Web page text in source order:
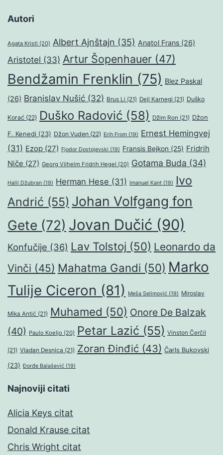
Autori
Agata Kristi (20) Albert Ajnštajn (35) Anatol Frans (26)
Aristotel (33) Artur Šopenhauer (47)
Bendžamin Frenklin (75) Blez Paskal
(26) Branislav Nušić (32) Brus Li (21) Dejl Karnegi (21) Duško
Korać (22) Duško Radović (58) Džim Ron (21) Džon
F. Kenedi (23) Džon Vuden (22) Erih From (19) Ernest Hemingvej
(31) Ezop (27) Fjodor Dostojevski (19) Fransis Bejkon (25) Fridrih
Niče (27) Georg Vilhelm Fridrih Hegel (20) Gotama Buda (34)
Halil Džubran (19) Herman Hese (31) Imanuel Kant (19)
Ivo
Andrić (55) Johan Volfgang fon
Gete (72) Jovan Dučić (90)
Konfučije (36) Lav Tolstoj (50) Leonardo da
Vinči (45) Mahatma Gandi (50) Marko
Tulije Ciceron (81) Meša Selimović (19) Miroslav
Mika Antić (21) Muhamed (50) Onore De Balzak
(40) Paulo Koeljo (20) Petar Lazić (55) Vinston Čerčil
(21) Vladan Desnica (21) Zoran Đinđić (43) Čarls Bukovski
(23) Đorđe Balašević (19)
Najnoviji citati
Alicia Keys citat
Donald Krause citat
Chris Wright citat